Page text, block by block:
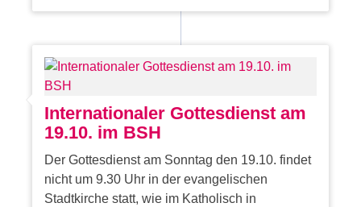
Internationaler Gottesdienst am
19.10. im BSH
Der Gottesdienst am Sonntag den 19.10. findet
nicht um 9.30 Uhr in der evangelischen
Stadtkirche statt, wie im Katholisch in